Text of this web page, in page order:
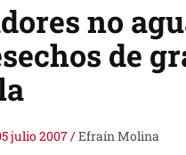
no
de
julio 2007/Efraín Molina